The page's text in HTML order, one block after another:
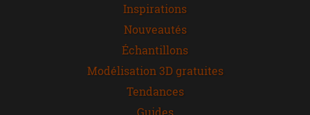
Inspirations
Nouveautés
Échantillons
Modélisation 3D gratuites
Tendances
Guides